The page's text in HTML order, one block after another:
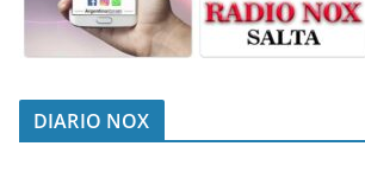
DIARIO NOX